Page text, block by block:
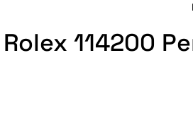
Rolex 114200